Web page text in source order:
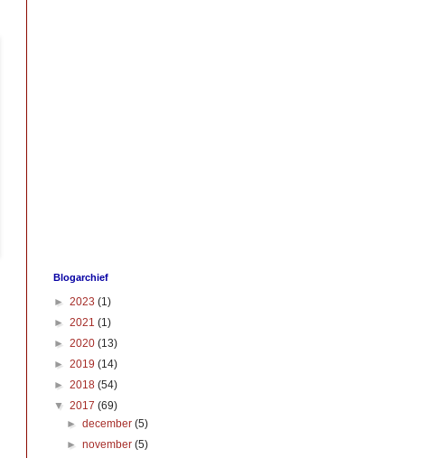
Blogarchief
► 2023 (1)
► 2021 (1)
► 2020 (13)
► 2019 (14)
► 2018 (54)
▼ 2017 (69)
►december(5)
►november(5)